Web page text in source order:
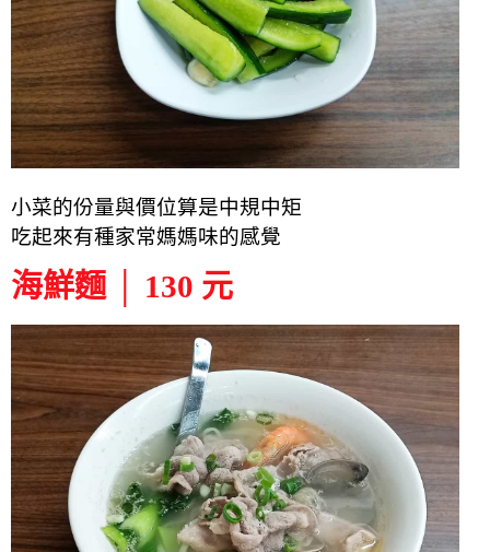
小菜的份量與價位算是中規中矩
吃起來有種家常媽媽味的感覺
海鮮麵 │ 130 元